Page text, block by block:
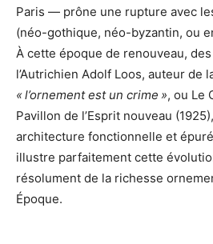
Paris — prône une rupture avec
(néo-gothique, néo-byzantin, ou
À cette époque de renouveau,
l’Autrichien Adolf Loos, auteur de
« l’ornement est un crime », ou Le
Pavillon de l’Esprit nouveau
architecture fonctionnelle et
illustre parfaitement cette
résolument de la richesse
Époque.